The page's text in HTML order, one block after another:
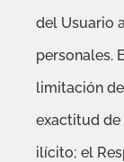
del Usuario
personales.
limitación
exactitud de
ilícito; el